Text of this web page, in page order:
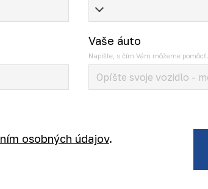
Vaše áuto
Napíšte, s čím Vám môžeme pomôcť.
osobných údajov.